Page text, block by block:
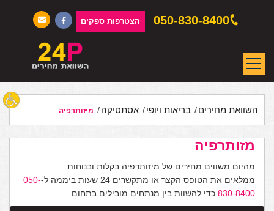
050-830-8400 הצטרפות ספקים
השוואת מחירים בריאות ויופי אסתטיקה מיזותרפיה
מזותרפיה
מהיום משווים מחירים של מיזותרפיה בקלות ובנוחות.
ממלאים את הטופס הקצר או מתקשרים 24 שעות ביממה ל-
050-
830-8400 כדי להשוות בין מנתחים מובילים בתחום.